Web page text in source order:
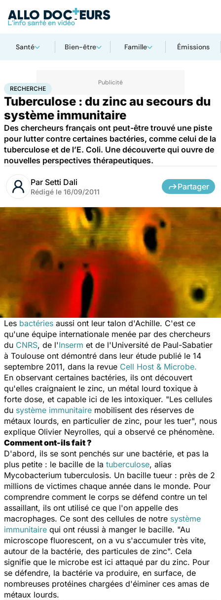
Santé Bien-être Famille Émissions
AccueilSantéMaladies Recherche
RECHERCHE
Tuberculose : du zinc au secours du
système immunitaire
Des chercheurs français ont peut-être trouvé une piste
pour lutter contre certaines bactéries, comme celui de la
tuberculose et de l’E. Coli. Une découverte qui ouvre de
nouvelles perspectives thérapeutiques.
Par Setti Dali
Rédigé le 16/09/2011
Partager
Les bactéries aussi ont leur talon d'Achille. C'est ce
qu'une équipe internationale menée par des chercheurs
du CNRS, de l'Inserm et de l'Université de Paul-Sabatier
à Toulouse ont démontré dans leur étude publié le 14
septembre 2011, dans la revue Cell Host & Microbe.
En observant certaines bactéries, ils ont découvert
qu'elles craignaient le zinc, un métal lourd toxique à
forte dose, et capable ici de les intoxiquer. "Les cellules
du système immunitaire mobilisent des réserves de
métaux lourds, en particulier de zinc, pour les tuer", nous
explique Olivier Neyrolles, qui a observé ce phénomène.
Comment ont-ils fait ?
D'abord, ils se sont penchés sur une bactérie, et pas la
plus petite : le bacille de la tuberculose, alias
Mycobacterium tuberculosis. Un bacille tueur : près de 2
millions de victimes chaque année dans le monde. Pour
comprendre comment le corps se défend contre un tel
assaillant, ils ont utilisé ce que l'on appelle des
macrophages. Ce sont des cellules de notre système
immunitaire qui ont réussi à manger le bacille. "Au
microscope fluorescent, on a vu s'accumuler très vite,
autour de la bactérie, des particules de zinc". Cela
signifie que le microbe est ici attaqué par du zinc. Pour
se défendre, la bactérie va produire, en surface, de
nombreuses protéines chargées d'éiminer ces amas de
métaux lourds.